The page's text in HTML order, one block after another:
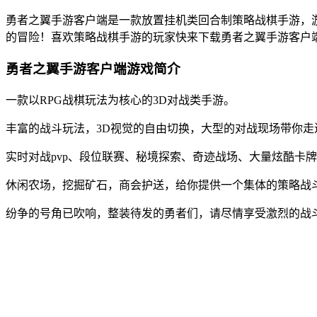
勇者之翼手游客户端是一款放置挂机类回合制策略战棋手游
的冒险！喜欢策略战棋手游的玩家快来下载勇者之翼手游客户
勇者之翼手游客户端游戏简介
一款以RPG战棋玩法为核心的3D对战类手游。
丰富的战斗玩法，3D视觉的自由切换，大型的对战现场带你
实时对战pvp、段位联赛、秘境探索、奇迹战场、大量炫酷卡
休闲农场，挖掘矿石，商会护送，给你提供一个集体的策略
纷争的号角已吹响，整装待发的勇者们，请尽情享受激烈的战